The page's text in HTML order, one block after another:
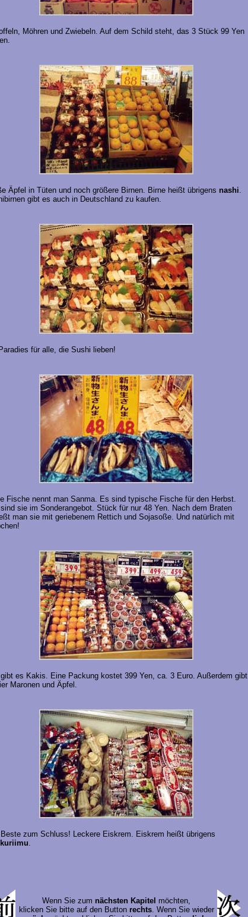
Möhren und Zwiebeln. Auf dem Schild steht, das 3 Stück 99 Yen
Äpfel in Tüten und noch größere Birnen. Birne heißt übrigens nashi.
gibt es auch in Deutschland zu kaufen.
für alle, die Sushi lieben!
Fische nennt man Sanma. Es sind typische Fische für den Herbst.
sind sie im Sonderangebot. Stück für nur 48 Yen. Nach dem Braten
man sie mit geriebenem Rettich und Sojasoße. Und natürlich mit
gibt es Kakis. Eine Packung kostet 399 Yen, ca. 3 Euro. Außerdem gibt
Maronen und Äpfel.
Beste zum Schluss! Leckere Eiskrem. Eiskrem heißt übrigens
.
Wenn Sie zum nächsten Kapitel möchten,
klicken Sie bitte auf den Button rechts. Wenn Sie wieder